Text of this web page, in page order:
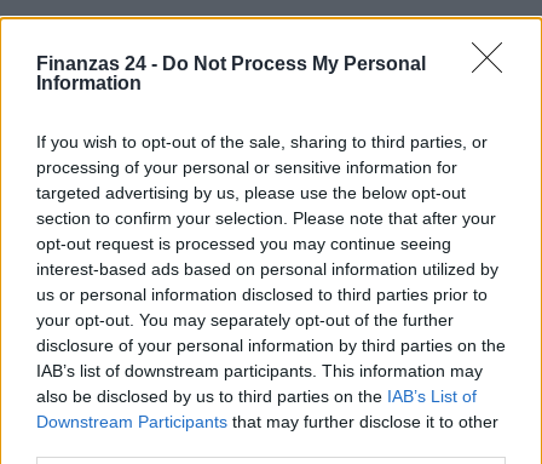
Finanzas 24 - Do Not Process My Personal
Information
If you wish to opt-out of the sale, sharing to third parties, or
processing of your personal or sensitive information for
targeted advertising by us, please use the below opt-out
section to confirm your selection. Please note that after your
opt-out request is processed you may continue seeing
interest-based ads based on personal information utilized by
us or personal information disclosed to third parties prior to
your opt-out. You may separately opt-out of the further
disclosure of your personal information by third parties on the
IAB’s list of downstream participants. This information may
also be disclosed by us to third parties on the IAB’s List of
Downstream Participants that may further disclose it to other
FISCO